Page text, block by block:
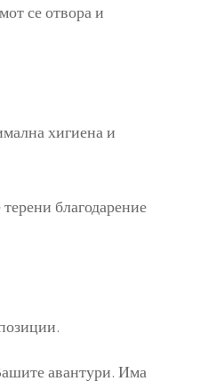
се отвора и
хигиена и
благодарение
авантури. Има